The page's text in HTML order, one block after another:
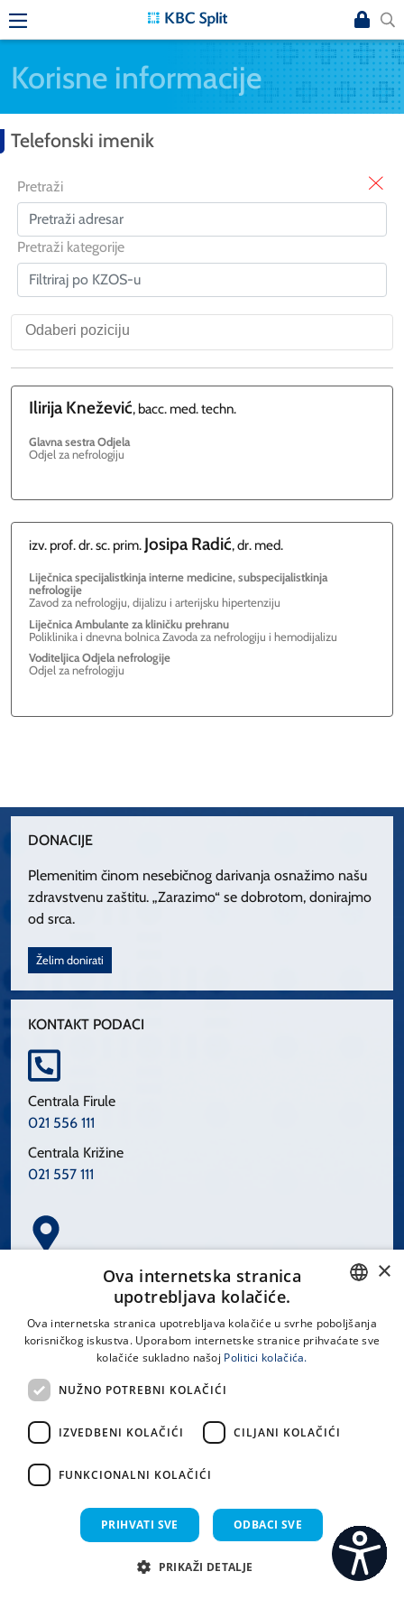
Korisne informacije
Telefonski imenik
Pretraži
Pretraži kategorije
X
Ilirija Knežević, bacc. med. techn.
Glavna sestra Odjela
Odjel za nefrologiju
izv. prof. dr. sc. prim. Josipa Radić, dr. med.
Liječnica specijalistkinja interne medicine, subspecijalistkinja
nefrologije
Zavod za nefrologiju, dijalizu i arterijsku hipertenziju
Liječnica Ambulante za kliničku prehranu
Poliklinika i dnevna bolnica Zavoda za nefrologiju i hemodijalizu
Voditeljica Odjela nefrologije
Odjel za nefrologiju
DONACIJE
Plemenitim činom nesebičnog darivanja osnažimo našu
zdravstvenu zaštitu. „Zarazimo“ se dobrotom, donirajmo
od srca.
Želim donirati
KONTAKT PODACI
Centrala Firule
021 556 111
Centrala Križine
021 557 111
Spinčićeva 1, 21000 Split
LINKOVI
Uvjeti korištenja
CROATIAN
×
Ova internetska stranica
upotrebljava kolačiće.
Ova internetska stranica upotrebljava kolačiće u svrhe poboljšanja
korisničkog iskustva. Uporabom internetske stranice prihvaćate sve
kolačiće sukladno našoj Politici kolačića.
NUŽNO POTREBNI KOLAČIĆI
IZVEDBENI KOLAČIĆI CILJANI KOLAČIĆI
FUNKCIONALNI KOLAČIĆI
PRIHVATI SVE ODBACI SVE
PRIKAŽI DETALJE